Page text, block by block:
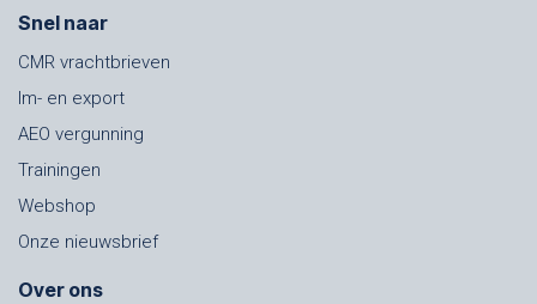
Snel naar
CMR vrachtbrieven
Im- en export
AEO vergunning
Trainingen
Webshop
Onze nieuwsbrief
Over ons